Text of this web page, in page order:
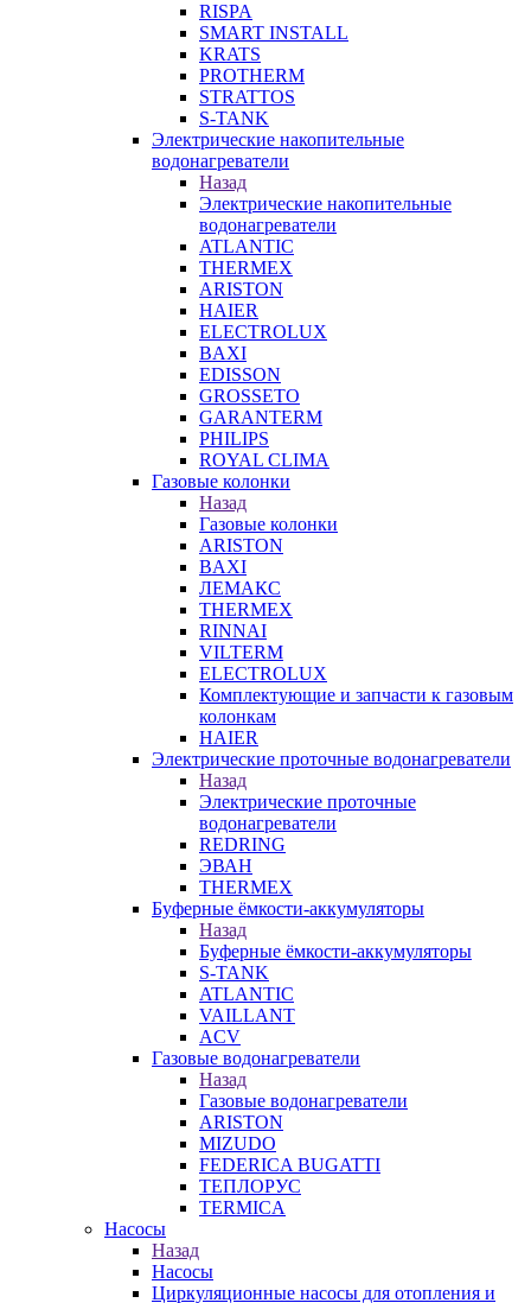
RISPA
SMART INSTALL
KRATS
PROTHERM
STRATTOS
S-TANK
Электрические накопительные
водонагреватели
Назад
Электрические накопительные
водонагреватели
ATLANTIC
THERMEX
ARISTON
HAIER
ELECTROLUX
BAXI
EDISSON
GROSSETO
GARANTERM
PHILIPS
ROYAL CLIMA
Газовые колонки
Назад
Газовые колонки
ARISTON
BAXI
ЛЕМАКС
THERMEX
RINNAI
VILTERM
ELECTROLUX
Комплектующие и запчасти к газовым
колонкам
HAIER
Электрические проточные водонагреватели
Назад
Электрические проточные
водонагреватели
REDRING
ЭВАН
THERMEX
Буферные ёмкости-аккумуляторы
Назад
Буферные ёмкости-аккумуляторы
S-TANK
ATLANTIC
VAILLANT
ACV
Газовые водонагреватели
Назад
Газовые водонагреватели
ARISTON
MIZUDO
FEDERICA BUGATTI
ТЕПЛОРУС
TERMICA
Насосы
Назад
Насосы
Циркуляционные насосы для отопления и